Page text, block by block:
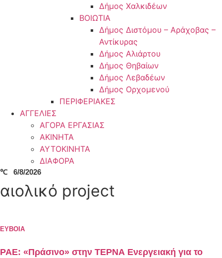
Δήμος Χαλκιδέων
ΒΟΙΩΤΙΑ
Δήμος Διστόμου – Αράχοβας –
Αντίκυρας
Δήμος Αλιάρτου
Δήμος Θηβαίων
Δήμος Λεβαδέων
Δήμος Ορχομενού
ΠΕΡΙΦΕΡΙΑΚΕΣ
ΑΓΓΕΛΙΕΣ
ΑΓΟΡΑ ΕΡΓΑΣΙΑΣ
ΑΚΙΝΗΤΑ
ΑΥΤΟΚΙΝΗΤΑ
ΔΙΑΦΟΡΑ
℃ 6/8/2026
αιολικό project
ΕΥΒΟΙΑ
ΡΑΕ: «Πράσινο» στην ΤΕΡΝΑ Ενεργειακή για το